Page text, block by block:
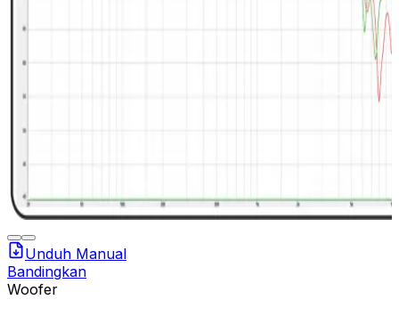
Unduh Manual
Bandingkan
Woofer